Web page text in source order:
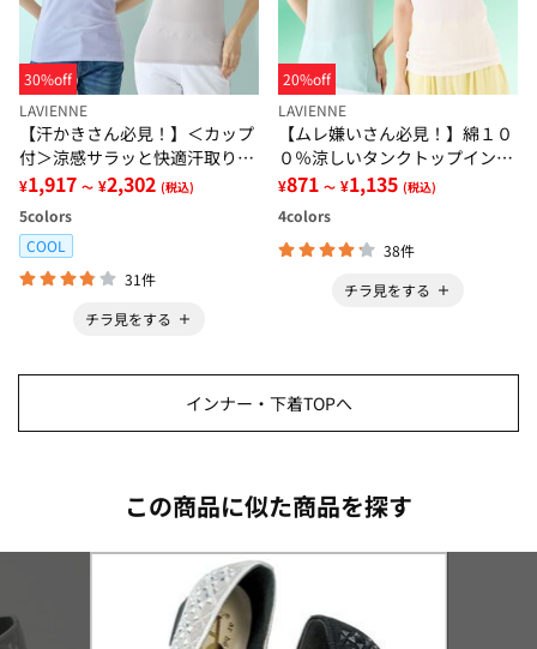
30%off
LAVIENNE
【汗かきさん必見！】＜カップ
付＞涼感サラッと快適汗取りタ
ンクトップインナー＜さらりラ
ボ＞
¥1,917 ～ ¥2,302 (税込)
5colors
COOL
31件
チラ見をする
20%off
LAVIENNE
【ムレ嫌いさん必見！】綿１０
０％涼しいタンクトップインナ
ー＜さらりラボ＞
¥871 ～ ¥1,135 (税込)
4colors
38件
チラ見をする
インナー・下着TOPへ
この商品に似た商品を探す